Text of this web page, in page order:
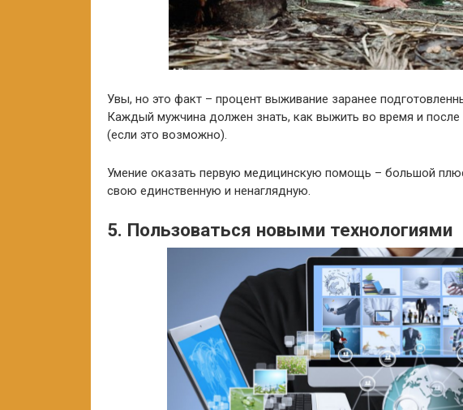
Увы, но это факт – процент выживание заранее
Каждый мужчина должен знать, как выжить во время и после
(если это возможно).
Умение оказать первую медицинскую помощь – большой
свою единственную и ненаглядную.
5. Пользоваться новыми технологиями